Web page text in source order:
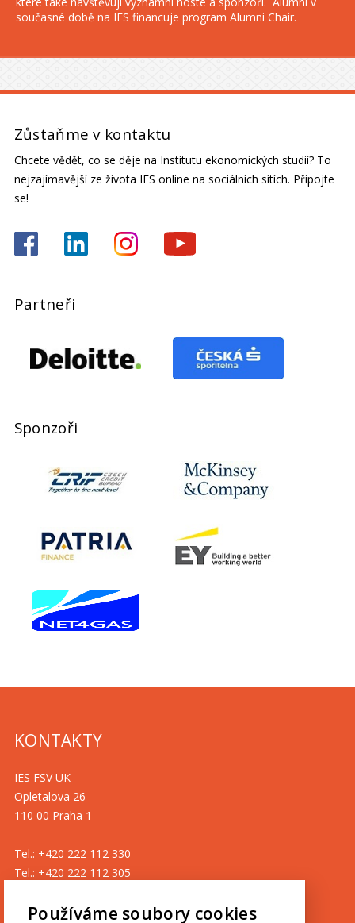
současné době na IES financuje program Alumni Chair.
Zůstaňme v kontaktu
Chcete vědět, co se děje na Institutu ekonomických studií? To
nejzajímavější ze života IES online na sociálních sítích. Připojte
se!
Partneři
Sponzoři
KONTAKTY
IES FSV UK
Opletalova 26
110 00 Praha 1
Tel.: +420 222 112 330
Tel.: +420 222 112 305
ies@fsv.cuni.cz
Používáme soubory cookies